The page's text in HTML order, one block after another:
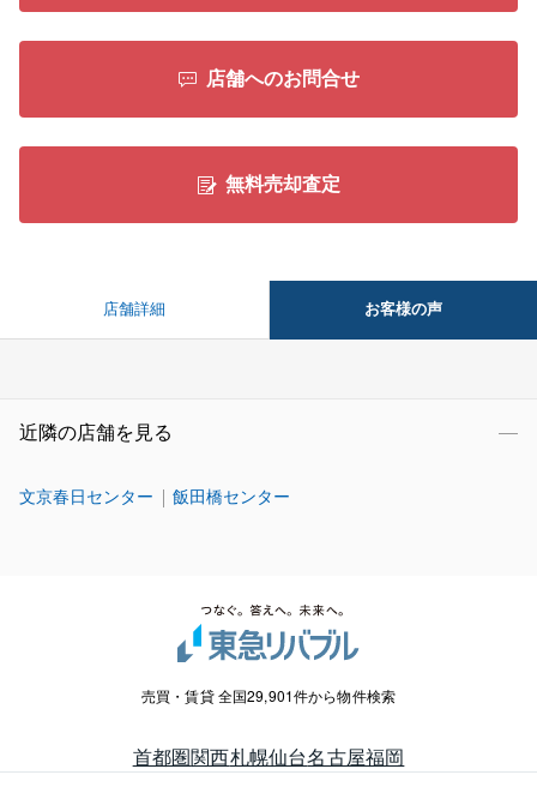
店舗へのお問合せ
無料売却査定
店舗詳細 お客様の声
近隣の店舗を見る
文京春日センター 飯田橋センター
売買・賃貸 全国29,901件から物件検索
首都圏関西札幌仙台名古屋福岡